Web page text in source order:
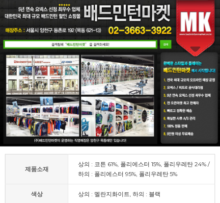
제품소재
상의 : 코튼 61%, 폴리에스터 15%, 폴리우레탄 24% /
하의 : 폴리에스터 95%, 폴리우레탄 5%
색상 상의 : 멜란지화이트, 하의 : 블랙